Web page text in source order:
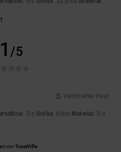
/5
1 /5
Verifizierter Kauf
: 3/5 Größe: Klein Material : 3 /5
von TrustVille